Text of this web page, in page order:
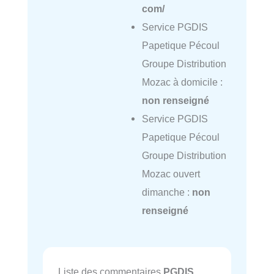
com/
Service PGDIS
Papetique Pécoul
Groupe Distribution
Mozac à domicile :
non renseigné
Service PGDIS
Papetique Pécoul
Groupe Distribution
Mozac ouvert
dimanche : non
renseigné
Liste des commentaires PGDIS